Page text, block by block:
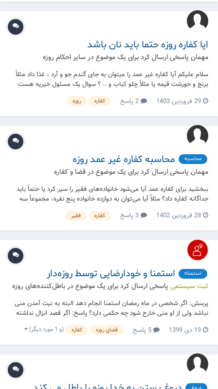
ایا کفاره روزه حتما باید نان باشد
مهمان پاسخی ارسال کرد برای یک موضوع در سایر احکام روزه
سلام علیکم آیا کفاره غیر عمد را میتوان به جای گندم جو و آرد ، غذا داد مثلاً
برنج و خورشت قیمه یا مثلاً چلو کباب و .. ؟ سوال یک مسئول خیریه هست
29 فروردین 1403
کفاره روزه
محاسبه محاسبه کفاره غیر عمد روزه
مهمان پاسخی ارسال کرد برای یک موضوع در قضا و کفاره
ببخشید برای کفاره عمد آیا می‌شود خانواده‌های فقیر را سیر کرد یا حتماً باید
جداگانه کفاره داد؟ مثلاً آیا می‌توان به دوازده خانواده پنج نفره، مجموعاً سه
کیلو و هفتصد و پنجاه گرم نان داد؟ و آیا می‌توان کفاره را تلفیقی داد؟ مثلاً
مقداری را ماکارونی و مقداری را نان داد؟
28 فروردین 1402 کفاره فقیر
استمناء استمنا و خودارضایی توسط روزه‌دار
ثبت سیستمی پاسخی ارسال کرد برای یک موضوع در باطل‌کننده‌های روزه
پرسش: اگر شخصی در ماه رمضان استمنا انجام دهد البته به نیت آمدن منی
نباشد ولی از او منی خارج شود چه حکمی دارد؟ پاسخ: اگر قصد انزال نداشته
ولی منی خارج شود روزه صحیح است و همچنین اگر از خود مطمئن بوده که
منی از او خارج نمی شود و اتفاقا و بدون قصد منی خارج شود روزه صحیح
است. منبع: سایت آیت ال...
19 دی 1399 قضای روزه کفاره (و 1 مورد دیگر)